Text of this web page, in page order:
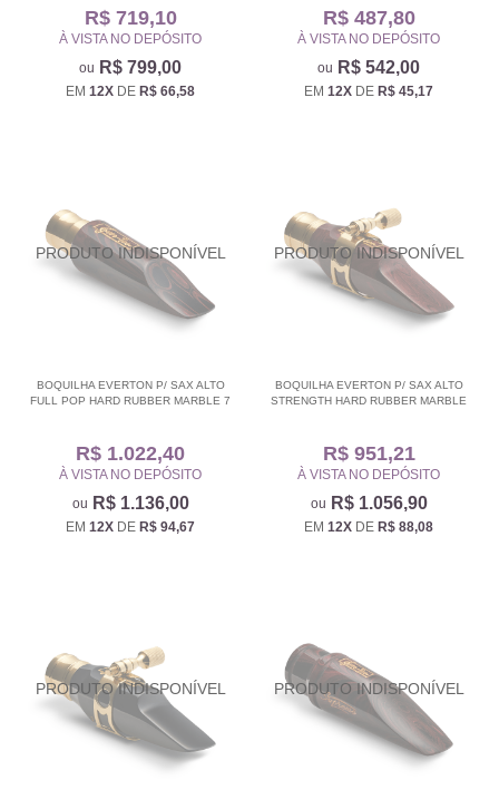
R$ 719,10
À VISTA NO DEPÓSITO
R$ 799,00
EM 12X DE R$ 66,58
R$ 487,80
À VISTA NO DEPÓSITO
R$ 542,00
EM 12X DE R$ 45,17
BOQUILHA EVERTON P/ SAX ALTO
FULL POP HARD RUBBER MARBLE 7
R$ 1.022,40
À VISTA NO DEPÓSITO
R$ 1.136,00
EM 12X DE R$ 94,67
BOQUILHA EVERTON P/ SAX ALTO
STRENGTH HARD RUBBER MARBLE
R$ 951,21
À VISTA NO DEPÓSITO
R$ 1.056,90
EM 12X DE R$ 88,08